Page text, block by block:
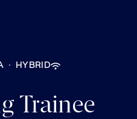
· HYBRID
Trainee